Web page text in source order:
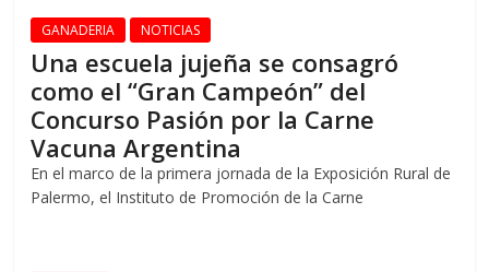
GANADERIA NOTICIAS
Una escuela jujeña se consagró
como el “Gran Campeón” del
Concurso Pasión por la Carne
Vacuna Argentina
En el marco de la primera jornada de la Exposición Rural de
Palermo, el Instituto de Promoción de la Carne